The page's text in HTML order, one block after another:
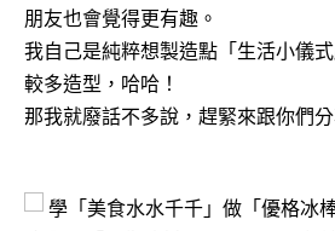
朋友也會覺得更有趣。
我自己是純粹想製造點「生活小儀
較多造型，哈哈！
那我就廢話不多說，趕緊來跟你們